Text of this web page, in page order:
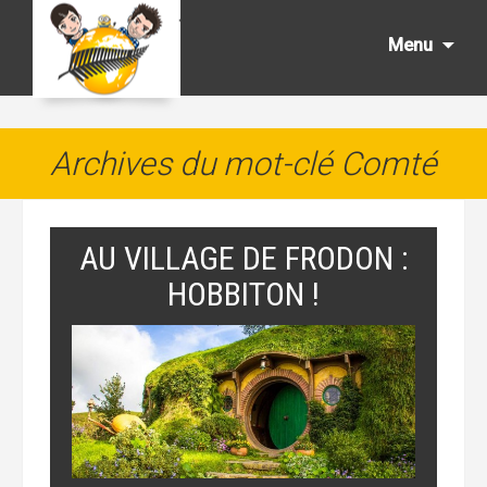
Menu
Archives du mot-clé Comté
AU VILLAGE DE FRODON :
HOBBITON !